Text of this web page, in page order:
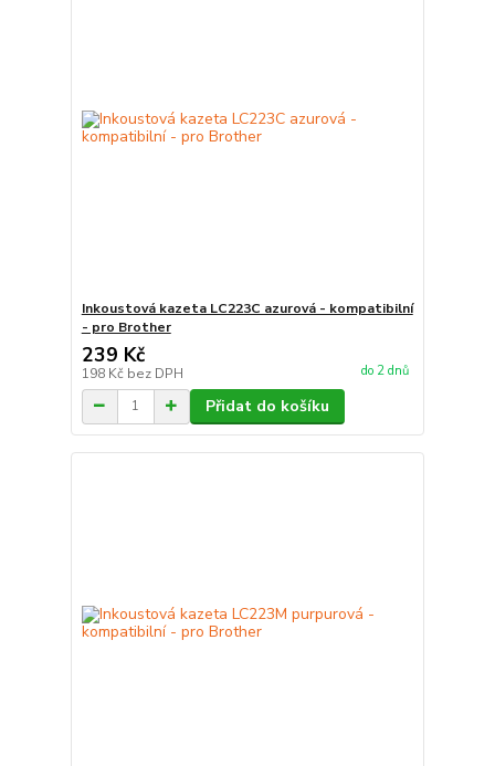
Inkoustová kazeta LC223C azurová - kompatibilní
- pro Brother
239 Kč
198 Kč bez DPH do 2 dnů
Přidat do košíku